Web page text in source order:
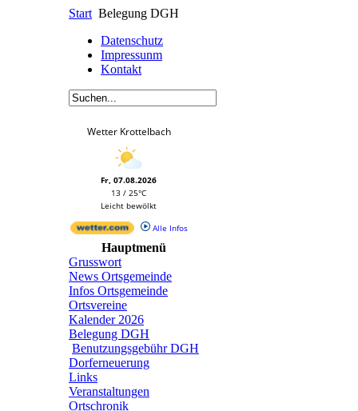
Start Belegung DGH
Datenschutz
Impressunm
Kontakt
Wetter Krottelbach
Fr, 07.08.2026
13 / 25°C
Leicht bewölkt
Alle Infos
Hauptmenü
Grusswort
News Ortsgemeinde
Infos Ortsgemeinde
Ortsvereine
Kalender 2026
Belegung DGH
Benutzungsgebühr DGH
Dorferneuerung
Links
Veranstaltungen
Ortschronik